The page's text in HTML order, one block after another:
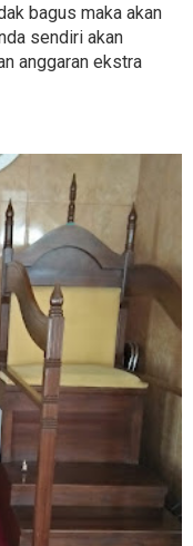
bagus maka akan
sendiri akan
anggaran ekstra